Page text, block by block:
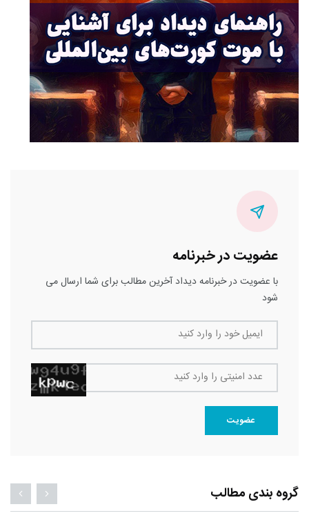
عضویت در خبرنامه
با عضویت در خبرنامه دیداد آخرین مطالب برای شما ارسال می
شود
ایمیل خود را وارد کنید
عدد امنیتی را وارد کنید
عضویت
گروه بندی مطالب